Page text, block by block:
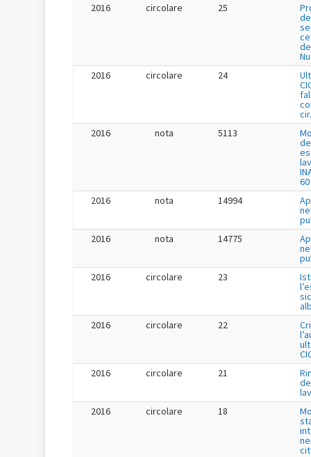
2016
circolare 25
2016
circolare 24
2016
nota 5113
2016
nota 14994
2016
nota 14775
2016
circolare 23
2016
circolare 22
2016
circolare 21
2016
circolare 18